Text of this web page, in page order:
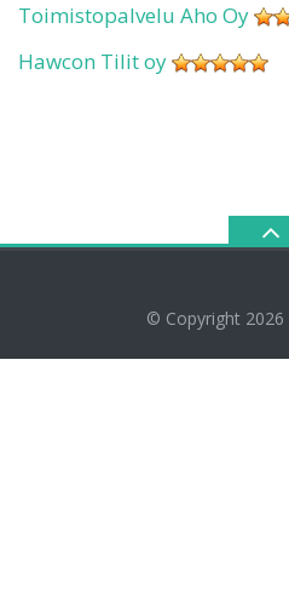
Toimistopalvelu Aho Oy
Hawcon Tilit oy
© Copyright 2026